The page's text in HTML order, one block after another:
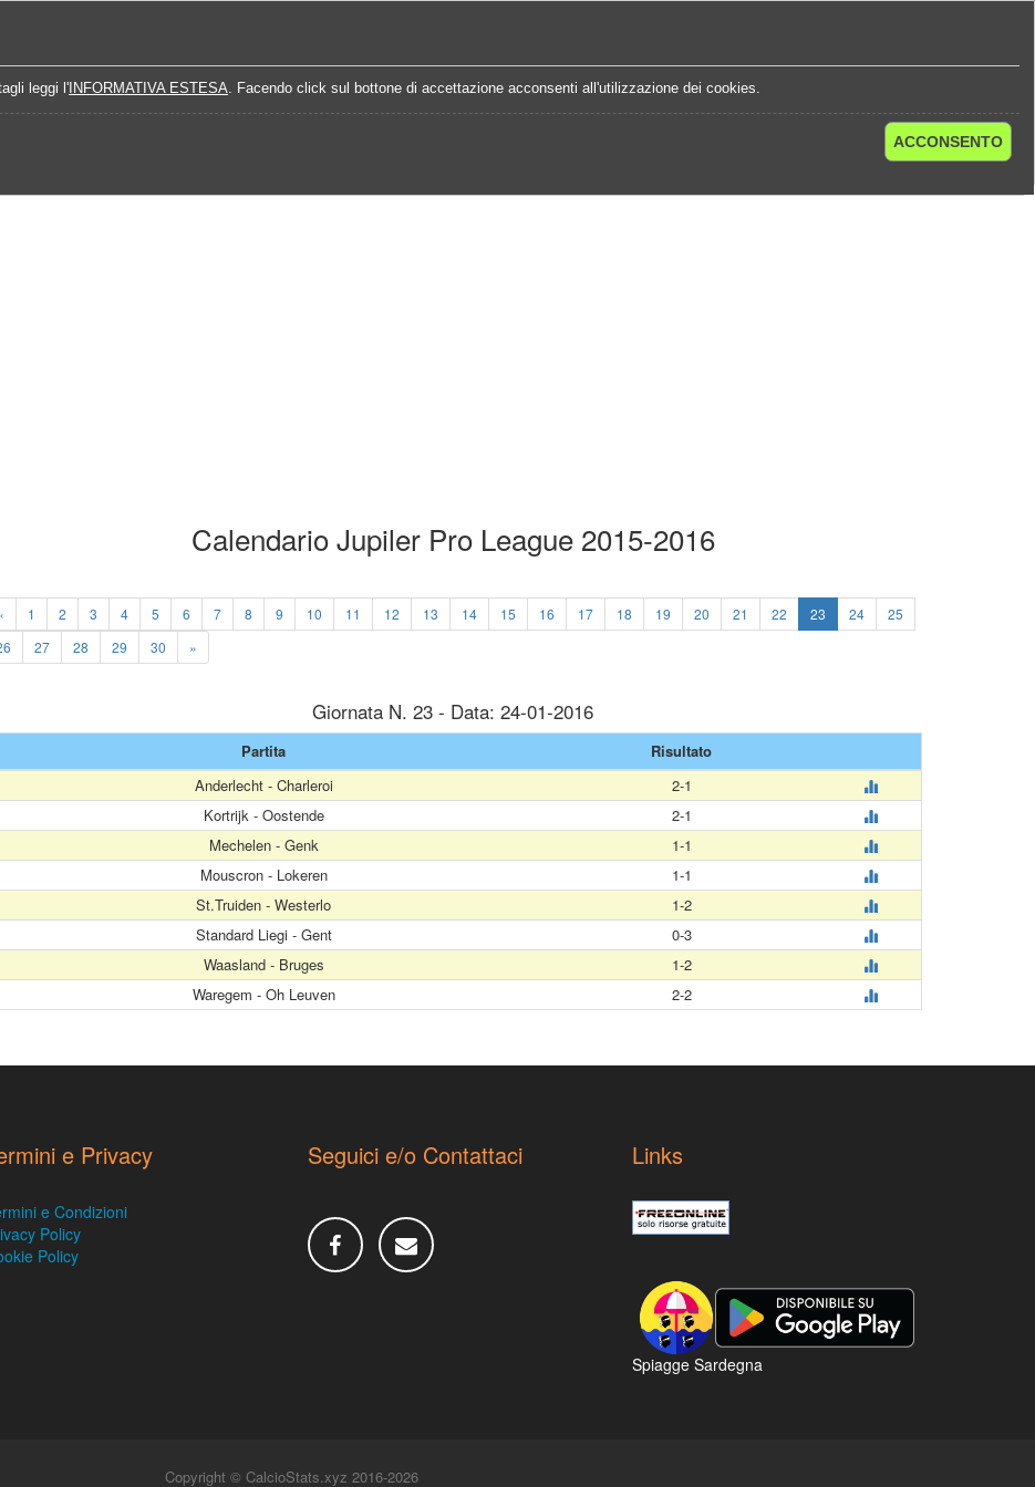
leggi l' INFORMATIVA ESTESA. Facendo click sul bottone di accettazione acconsenti all'utilizzazione dei cookies.
ACCONSENTO
2015-2016 Calendario
Calendario Jupiler Pro League 2015-2016
1 2 3 4 5 6 7 8 9 10 11 12 13 14 15 16 17 18 19 20 21 22 23 24
25
27 28 29 30 »
Giornata N. 23 - Data: 24-01-2016
Partita
Risultato
Anderlecht - Charleroi
2-1
Kortrijk - Oostende
2-1
Mechelen - Genk
1-1
Mouscron - Lokeren
1-1
St.Truiden - Westerlo
1-2
Standard Liegi - Gent
0-3
Waasland - Bruges
1-2
Waregem - Oh Leuven
2-2
e Privacy
e Condizioni
Policy
Policy
Seguici e/o Contattaci Links
Spiagge Sardegna
Copyright © CalcioStats.xyz 2016-2026